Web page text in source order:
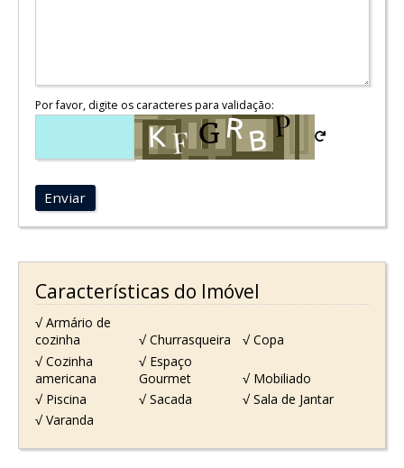
Por favor, digite os caracteres para validação:
Enviar
Características do Imóvel
√ Armário de
cozinha
√ Churrasqueira
√ Copa
√ Cozinha
americana
√ Espaço
Gourmet
√ Mobiliado
√ Piscina
√ Sacada
√ Sala de Jantar
√ Varanda